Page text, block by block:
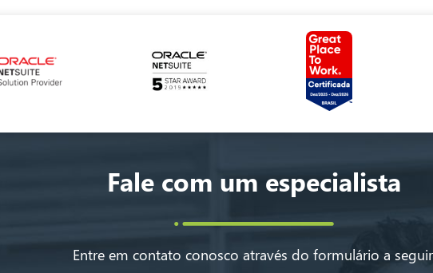
Fale com um especialista
Entre em contato conosco através do formulário a